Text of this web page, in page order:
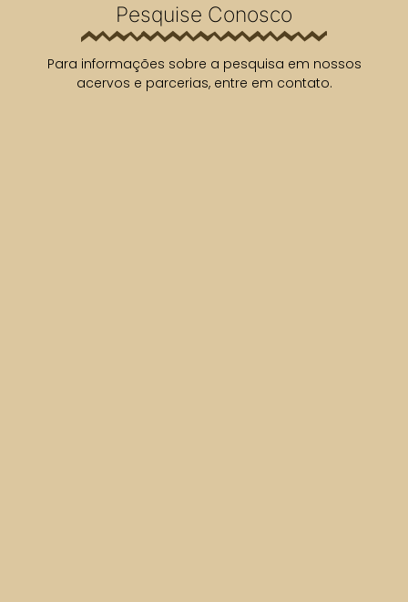
Pesquise Conosco
Para informações sobre a pesquisa em nossos
acervos e parcerias, entre em contato.